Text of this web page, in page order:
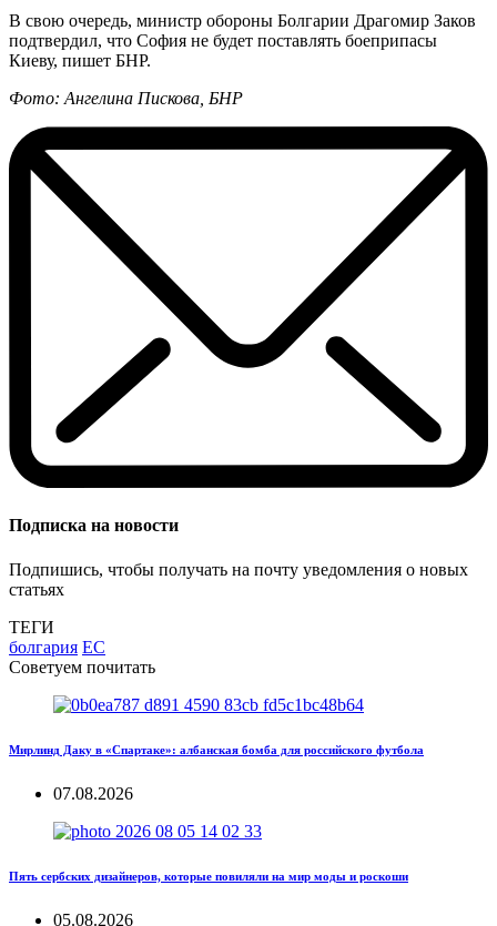
В свою очередь, министр обороны Болгарии Драгомир Заков
подтвердил, что София не будет поставлять боеприпасы
Киеву, пишет БНР.
Фото: Ангелина Пискова, БНР
Подписка на новости
Подпишись, чтобы получать на почту уведомления о новых
статьях
ТЕГИ
болгария ЕС
Советуем почитать
Мирлинд Даку в «Спартаке»: албанская бомба для российского футбола
07.08.2026
Пять сербских дизайнеров, которые повиляли на мир моды и роскоши
05.08.2026